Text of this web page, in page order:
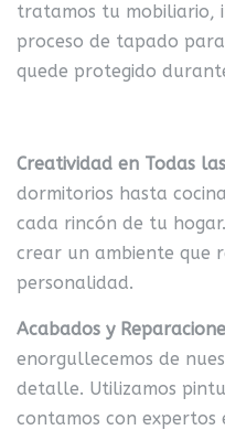
tratamos tu mobiliario,
proceso de tapado
quede protegido
Creatividad en Todas
dormitorios hasta
cada rincón de tu
crear un ambiente que
personalidad.
Acabados y
enorgullecemos de
detalle. Utilizamos
contamos con expertos